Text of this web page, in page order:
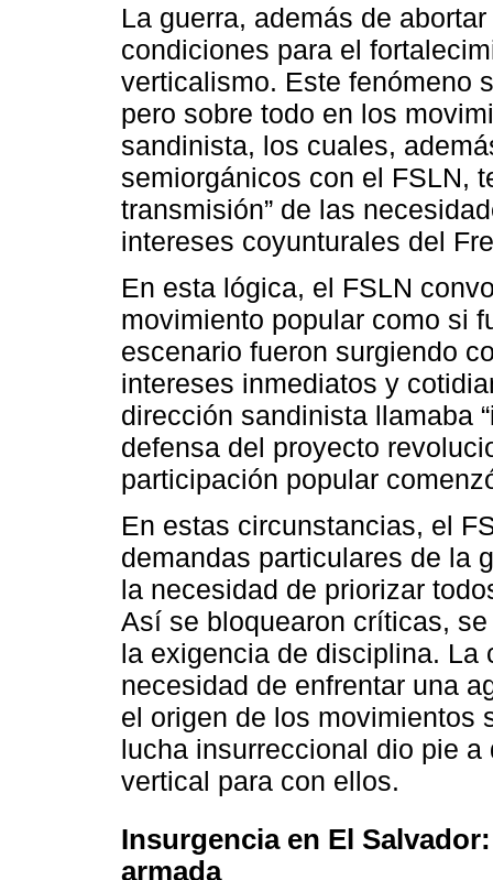
La guerra, además de
condiciones para el
verticalismo. Este fenómeno
pero sobre todo en los
sandinista, los cuales,
semiorgánicos con el FSLN,
transmisión” de las
intereses coyunturales del
En esta lógica, el FSLN
movimiento popular como si
escenario fueron surgiendo
intereses inmediatos y
dirección sandinista llamaba
defensa del proyecto
participación popular
En estas circunstancias, el
demandas particulares de la
la necesidad de priorizar
Así se bloquearon críticas,
la exigencia de disciplina. La
necesidad de enfrentar una
el origen de los movimientos
lucha insurreccional dio pie
vertical para con ellos.
Insurgencia en El
armada